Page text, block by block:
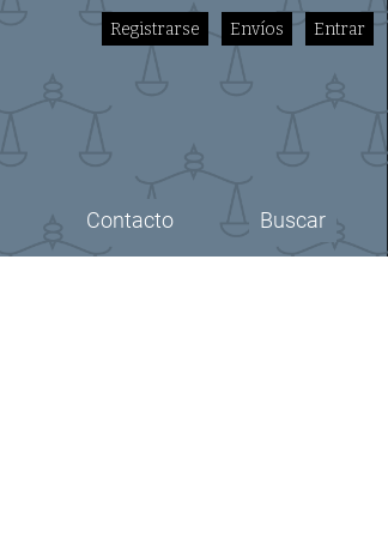
Registrarse Envíos Entrar
Contacto Buscar